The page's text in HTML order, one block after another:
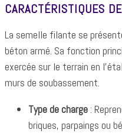
CARACTÉRISTIQUES
La semelle filante se
béton armé. Sa fonction
exercée sur le terrain en
murs de soubassement.
Type de charge:
briques, parpaings ou